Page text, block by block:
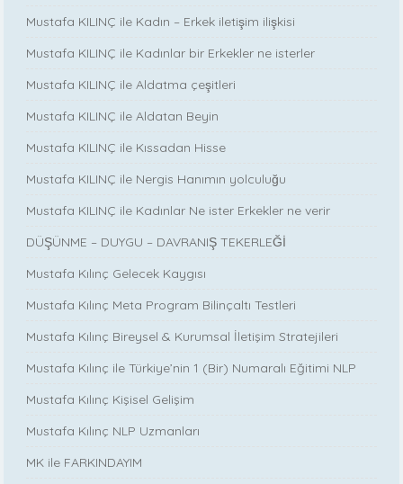
Mustafa KILINÇ ile Kadın – Erkek iletişim ilişkisi
Mustafa KILINÇ ile Kadınlar bir Erkekler ne isterler
Mustafa KILINÇ ile Aldatma çeşitleri
Mustafa KILINÇ ile Aldatan Beyin
Mustafa KILINÇ ile Kıssadan Hisse
Mustafa KILINÇ ile Nergis Hanımın yolculuğu
Mustafa KILINÇ ile Kadınlar Ne ister Erkekler ne verir
DÜŞÜNME – DUYGU – DAVRANIŞ TEKERLEĞİ
Mustafa Kılınç Gelecek Kaygısı
Mustafa Kılınç Meta Program Bilinçaltı Testleri
Mustafa Kılınç Bireysel & Kurumsal İletişim Stratejileri
Mustafa Kılınç ile Türkiye’nin 1 (Bir) Numaralı Eğitimi NLP
Mustafa Kılınç Kişisel Gelişim
Mustafa Kılınç NLP Uzmanları
MK ile FARKINDAYIM